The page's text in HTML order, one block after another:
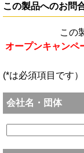
この製品へのお問
この
オープンキャンペ
(*は必須項目です）
会社名・団体